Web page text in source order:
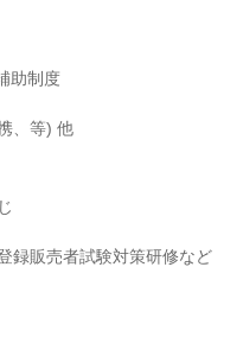
助制度
、等) 他
録販売者試験対策研修など